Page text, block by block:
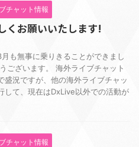
チャット情報
くお願いいたします!
も無事に乗りきることができまし
ございます。 海外ライブチャット
盛況ですが、他の海外ライブチャッ
して、現在はDxLive以外での活動が
チャット情報